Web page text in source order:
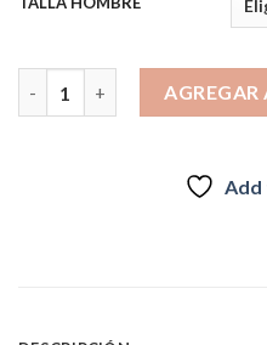
AGREGAR
Add